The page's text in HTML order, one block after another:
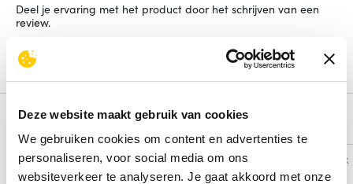
Deze website maakt gebruik van cookies
We gebruiken cookies om content en advertenties te
personaliseren, voor social media om ons
websiteverkeer te analyseren. Je gaat akkoord met onze
Deel je ervaring met het product door het schrijven van een
review.
Schrijf een review
Alternatieven
Vergelijk Vergelijk